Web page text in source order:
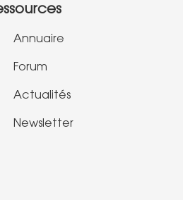
Annuaire
Forum
Actualités
Newsletter